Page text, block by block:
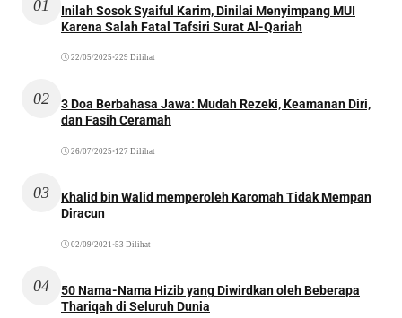
01
Inilah Sosok Syaiful Karim, Dinilai Menyimpang MUI
Karena Salah Fatal Tafsiri Surat Al-Qariah
22/05/2025 •229 Dilihat
02
3 Doa Berbahasa Jawa: Mudah Rezeki, Keamanan Diri,
dan Fasih Ceramah
26/07/2025 •127 Dilihat
03
Khalid bin Walid memperoleh Karomah Tidak Mempan
Diracun
02/09/2021 •53 Dilihat
04
50 Nama-Nama Hizib yang Diwirdkan oleh Beberapa
Thariqah di Seluruh Dunia